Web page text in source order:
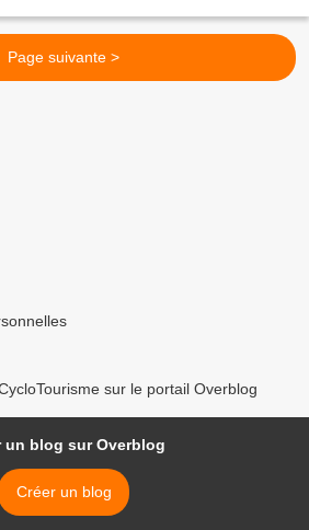
Page suivante >
sur le portail Overblog
un blog sur Overblog
Créer un blog